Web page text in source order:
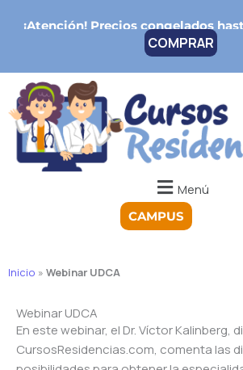
¡Atención!Precios congelados
COMPRAR
Menú
CAMPUS
Inicio » Webinar UDCA
Webinar UDCA
En este webinar, el Dr. Víctor Kalinberg,
CursosResidencias.com, comenta las